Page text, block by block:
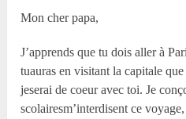
Mon cher papa,
J’apprends que tu dois aller à
tuauras en visitant la capitale
jeserai de coeur avec toi. Je
scolairesm’interdisent ce